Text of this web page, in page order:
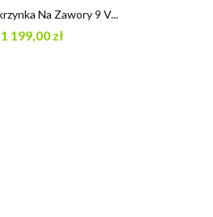
Na Zawory 9 V...
1 199,00 zł